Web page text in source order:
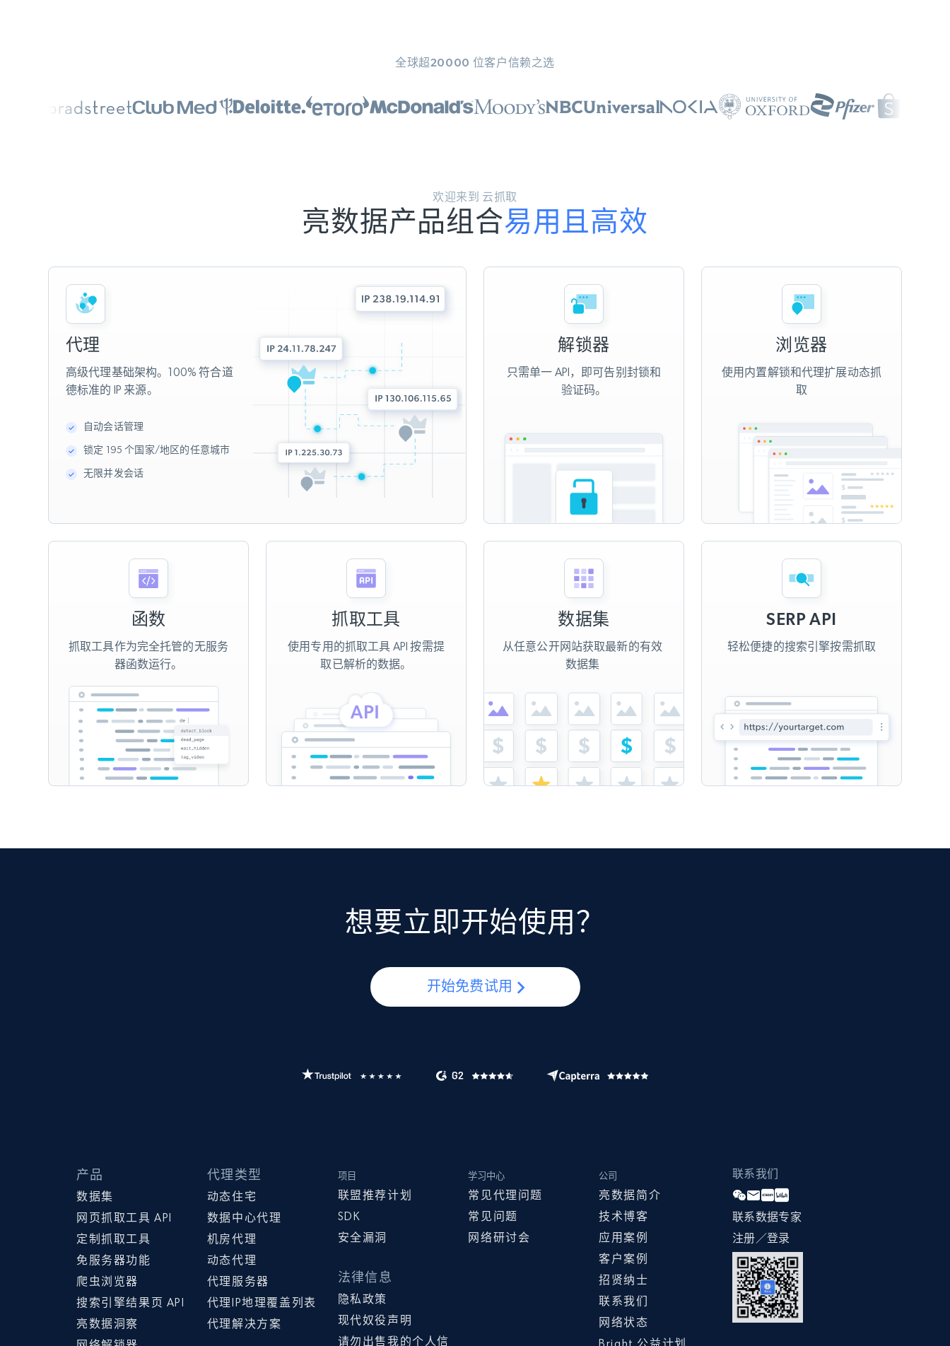
全球超20000 位客户信赖之选
欢迎来到 云抓取
亮数据产品组合易用且高效
代理
高级代理基础架构。100% 符合道
德标准的 IP 来源。
自动会话管理
锁定 195 个国家/地区的任意城市
无限并发会话
解锁器
只需单一 API，即可告别封锁和
验证码。
浏览器
使用内置解锁和代理扩展动态抓
取
函数
抓取工具作为完全托管的无服务
器函数运行。
抓取工具
使用专用的抓取工具 API 按需提
取已解析的数据。
数据集
从任意公开网站获取最新的有效
数据集
SERP API
轻松便捷的搜索引擎按需抓取
想要立即开始使用？
开始免费试用
产品
数据集
网页抓取工具 API
定制抓取工具
免服务器功能
爬虫浏览器
搜索引擎结果页 API
亮数据洞察
代理类型
动态住宅
数据中心代理
机房代理
动态代理
代理服务器
代理IP地理覆盖列表
代理解决方案
项目
联盟推荐计划
SDK
安全漏洞
法律信息
隐私政策
现代奴役声明
请勿出售我的个人信
学习中心
常见代理问题
常见问题
网络研讨会
公司
亮数据简介
技术博客
应用案例
客户案例
招贤纳士
联系我们
网络状态
联系我们
联系数据专家
注册／登录